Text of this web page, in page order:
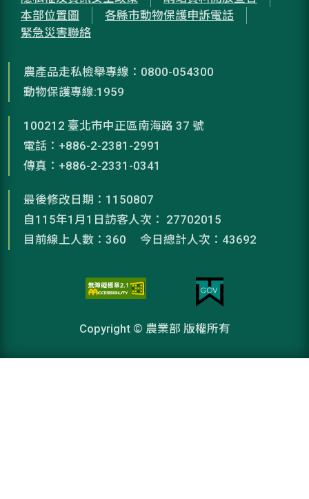
本部位置圖
各縣市動物保護申訴電話
緊急災害聯絡
農產品走私檢舉專線：0800-054300
動物保護專線:1959
100212 臺北市中正區南海路 37 號
電話：+886-2-2381-2991
傳真：+886-2-2331-0341
最後修改日期：1150807
自115年1月1日訪客人次： 27702015
目前線上人數：360
今日總計人次：43692
Copyright © 農業部 版權所有